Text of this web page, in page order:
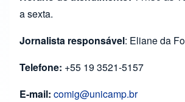
a sexta.
Jornalista responsável: Eliane da
Telefone: +55 19 3521-5157
E-mail: comig@unicamp.br